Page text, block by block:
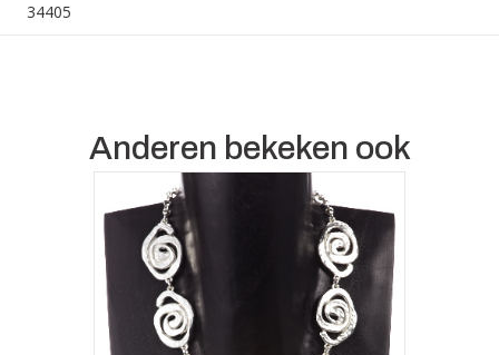
34405
Anderen bekeken ook